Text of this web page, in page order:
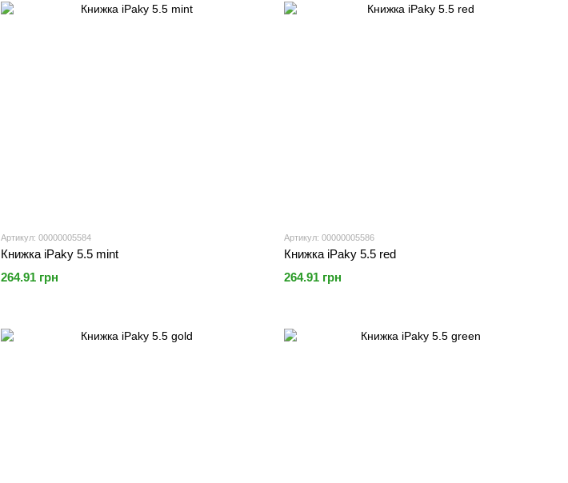
Артикул: 00000005584
Книжка iPaky 5.5 mint
264.91 грн
Артикул: 00000005586
Книжка iPaky 5.5 red
264.91 грн